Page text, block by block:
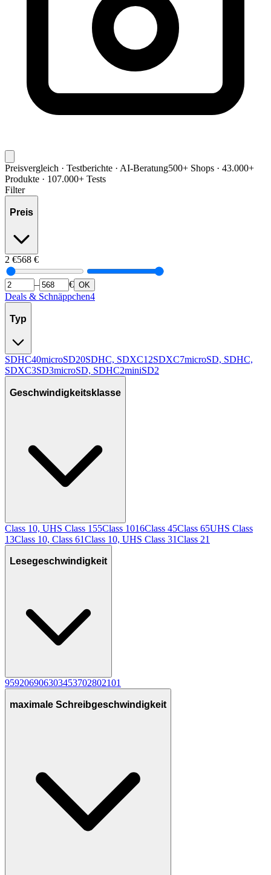
Preisvergleich · Testberichte · AI-Beratung500+ Shops · 43.000+
Produkte · 107.000+ Tests
Filter
Preis
2 €568 €
– € OK
Deals & Schnäppchen4
Typ
SDHC40microSD20SDHC, SDXC12SDXC7microSD, SDHC,
SDXC3SD3microSD, SDHC2miniSD2
Geschwindigkeitsklasse
Class 10, UHS Class 1 55Class 1016Class 45Class 65UHS Class
13Class 10, Class 61Class 10, UHS Class 31Class 21
Lesegeschwindigkeit
959206906303453702802101
maximale Schreibgeschwindigkeit